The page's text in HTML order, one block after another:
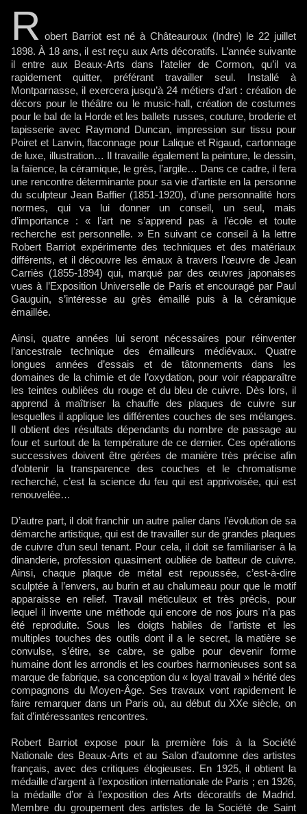
R obert Barriot est né à Châteauroux (Indre) le 22 juillet
1898. À 18 ans, il est reçu aux Arts décoratifs. L’année suivante
il entre aux Beaux-Arts dans l’atelier de Cormon, qu’il va
rapidement quitter, préférant travailler seul. Installé à
Montparnasse, il exercera jusqu’à 24 métiers d’art : création de
décors pour le théâtre ou le music-hall, création de costumes
pour le bal de la Horde et les ballets russes, couture, broderie et
tapisserie avec Raymond Duncan, impression sur tissu pour
Poiret et Lanvin, flaconnage pour Lalique et Rigaud, cartonnage
de luxe, illustration… Il travaille également la peinture, le dessin,
la faïence, la céramique, le grès, l’argile… Dans ce cadre, il fera
une rencontre déterminante pour sa vie d’artiste en la personne
du sculpteur Jean Baffier (1851-1920), d’une personnalité hors
normes, qui va lui donner un conseil, un seul, mais
d’importance : « l’art ne s’apprend pas à l’école et toute
recherche est personnelle. » En suivant ce conseil à la lettre
Robert Barriot expérimente des techniques et des matériaux
différents, et il découvre les émaux à travers l’œuvre de Jean
Carriès (1855-1894) qui, marqué par des œuvres japonaises
vues à l’Exposition Universelle de Paris et encouragé par Paul
Gauguin, s’intéresse au grès émaillé puis à la céramique
émaillée.
Ainsi, quatre années lui seront nécessaires pour réinventer
l’ancestrale technique des émailleurs médiévaux. Quatre
longues années d’essais et de tâtonnements dans les
domaines de la chimie et de l’oxydation, pour voir réapparaître
les teintes oubliées du rouge et du bleu de cuivre. Dès lors, il
apprend à maîtriser la chauffe des plaques de cuivre sur
lesquelles il applique les différentes couches de ses mélanges.
Il obtient des résultats dépendants du nombre de passage au
four et surtout de la température de ce dernier. Ces opérations
successives doivent être gérées de manière très précise afin
d’obtenir la transparence des couches et le chromatisme
recherché, c’est la science du feu qui est apprivoisée, qui est
renouvelée…
D’autre part, il doit franchir un autre palier dans l’évolution de sa
démarche artistique, qui est de travailler sur de grandes plaques
de cuivre d’un seul tenant. Pour cela, il doit se familiariser à la
dinanderie, profession quasiment oubliée de batteur de cuivre.
Ainsi, chaque plaque de métal est repoussée, c’est-à-dire
sculptée à l’envers, au burin et au chalumeau pour que le motif
apparaisse en relief. Travail méticuleux et très précis, pour
lequel il invente une méthode qui encore de nos jours n’a pas
été reproduite. Sous les doigts habiles de l’artiste et les
multiples touches des outils dont il a le secret, la matière se
convulse, s’étire, se cabre, se galbe pour devenir forme
humaine dont les arrondis et les courbes harmonieuses sont sa
marque de fabrique, sa conception du « loyal travail » hérité des
compagnons du Moyen-Âge. Ses travaux vont rapidement le
faire remarquer dans un Paris où, au début du XXe siècle, on
fait d’intéressantes rencontres.
Robert Barriot expose pour la première fois à la Société
Nationale des Beaux-Arts et au Salon d’automne des artistes
français, avec des critiques élogieuses. En 1925, il obtient la
médaille d’argent à l’exposition internationale de Paris ; en 1926,
la médaille d’or à l’exposition des Arts décoratifs de Madrid.
Membre du groupement des artistes de la Société de Saint